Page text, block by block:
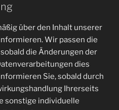
über den Inhalt unserer
Wir passen die
die Änderungen der
dies
Sie, sobald durch
Ihrerseits
sonstige individuelle